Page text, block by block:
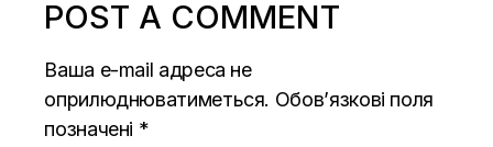
POST A COMMENT
Ваша e-mail адреса не
оприлюднюватиметься. Обов’язкові поля
позначені *